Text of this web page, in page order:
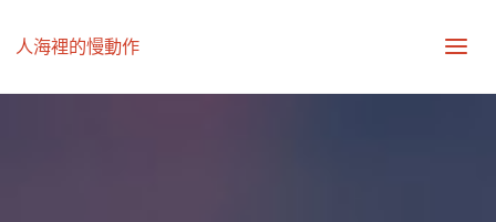
人海裡的慢動作